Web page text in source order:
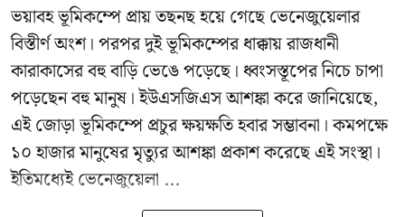
ভয়াবহ ভূমিকম্পে প্রায় তছনছ হয়ে গেছেভেনেজুয়েলার
বিস্তীর্ণ অংশ। পরপর দুই ভূমিকম্পের ধাক্কায় রাজধানী
কারাকাসের বহু বাড়ি ভেঙে পড়েছে। ধ্বংসস্তূপের নিচে চাপা
পড়েছেন বহু মানুষ। ইউএসজিএস আশঙ্কা করে জানিয়েছে,
এই জোড়া ভূমিকম্পে প্রচুর ক্ষয়ক্ষতি হবার সম্ভাবনা। কমপক্ষে
১০ হাজার মানুষের মৃত্যুর আশঙ্কা প্রকাশ করেছে এই সংস্থা।
ইতিমধ্যেই ভেনেজুয়েলা ...